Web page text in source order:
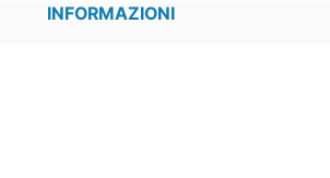
INFORMAZIONI